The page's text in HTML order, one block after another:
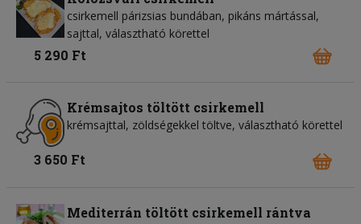
csirkemell párizsias bundában, pikáns mártással,
sajttal, választható körettel
5 290 Ft
Krémsajtos töltött csirkemell
krémsajttal, zöldségekkel töltve, választható körettel
3 650 Ft
Mediterrán töltött csirkemell rántva